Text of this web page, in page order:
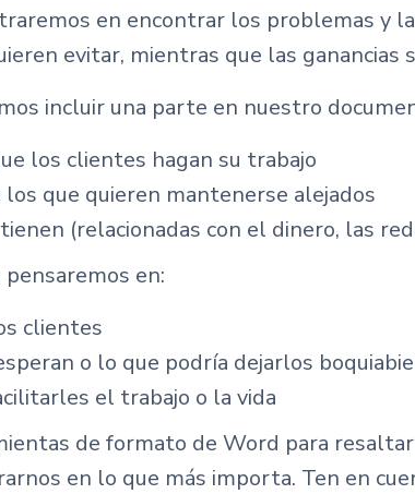
en encontrar los problemas y
evitar, mientras que las ganancias
incluir una parte en nuestro
los clientes hagan su trabajo
que quieren mantenerse alejados
(relacionadas con el dinero, las
en:
clientes
o lo que podría dejarlos
el trabajo o la vida
de formato de Word para
en lo que más importa. Ten en